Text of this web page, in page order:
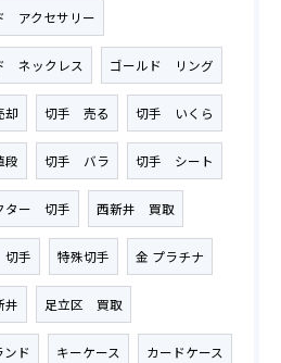
アクセサリー
ネックレス ゴールド リング
切手 売る 切手 いくら
切手 バラ 切手 シート
ター 切手 西新井 買取
手 特殊切手 金 プラチナ
足立区 買取
ンド キーケース カードケース